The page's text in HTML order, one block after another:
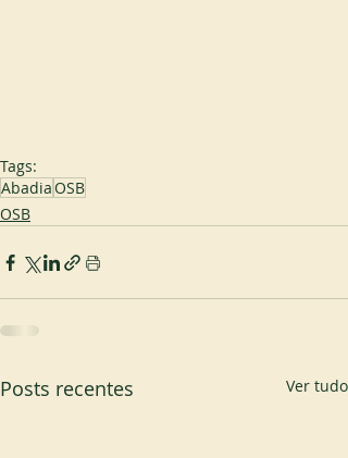
Tags:
AbadiaOSB
OSB
Posts recentes Ver tudo